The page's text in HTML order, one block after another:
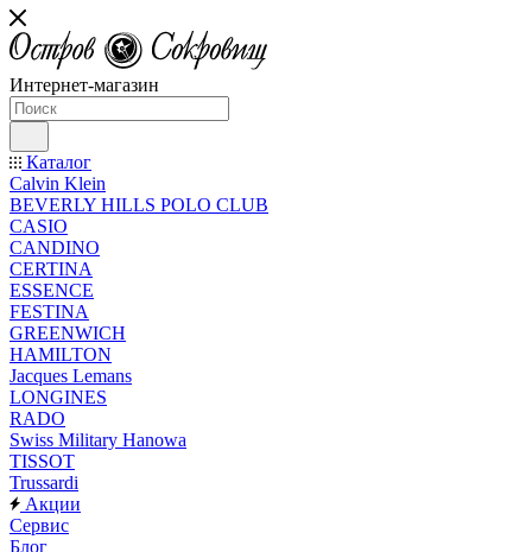
Интернет-магазин
Каталог
Calvin Klein
BEVERLY HILLS POLO CLUB
CASIO
CANDINO
CERTINA
ESSENCE
FESTINA
GREENWICH
HAMILTON
Jacques Lemans
LONGINES
RADO
Swiss Military Hanowa
TISSOT
Trussardi
Акции
Сервис
Блог